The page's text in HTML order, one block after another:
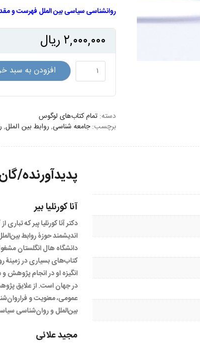
روانشناسی سیاسی بین الملل فهرست و
۲,۰۰۰,۰۰۰ ریال
روان‌شناسی
سیاسی
افزودن به سبد
دسته: تمام کتاب‌های لوگوس
برچسب:جامعه شناسی, روابط بین الملل,
پدیدآورنده/
آنا کورنلیا بیر
دکتر آنا کورنلیا بِیر که
اندیشمند حوزۀ روابط
دانشگاه هال انگلستان
کتاب‌های بسیاری در زمینۀ
انگیزه او در انجام پژوهش
در جهان است. از علایق
عمومی، معنویت و
بین‌الملل و روان‌شناسی
مجید علائی